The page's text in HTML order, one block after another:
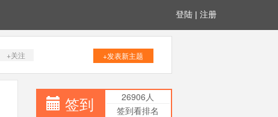
登陆 | 注册
+关注 +发表新主题
签到
26906人
签到看排名